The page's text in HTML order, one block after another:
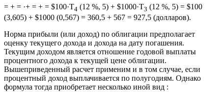
= + = ·+ = + = $100·Т4 (12 %, 5) + $1000·Т3 (12 %, 5) = $100
(3,605) + $1000 (0,567) = 360,5 + 567 = 927,5 (долларов).
Норма прибыли (или доход) по облигации предполагает
оценку текущего дохода и дохода на дату погашения.
Текущим доходом является отношение годовой выплаты
процентного дохода к текущей цене облигации.
Вышеприведенный расчет применим и в том случае, если
процентный доход выплачивается по полугодиям. Однако
формула тогда приобретает несколько иной вид :